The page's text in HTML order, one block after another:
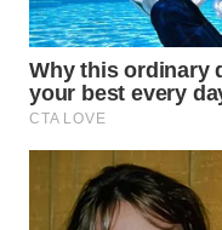
WAHANA
LISTRIK
WAHANA
TRAVEL
WAHANA